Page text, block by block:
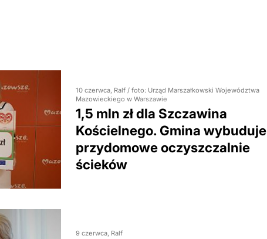
10 czerwca, Ralf / foto: Urząd Marszałkowski Województwa
Mazowieckiego w Warszawie
1,5 mln zł dla Szczawina
Kościelnego. Gmina wybuduje
przydomowe oczyszczalnie
ścieków
9 czerwca, Ralf